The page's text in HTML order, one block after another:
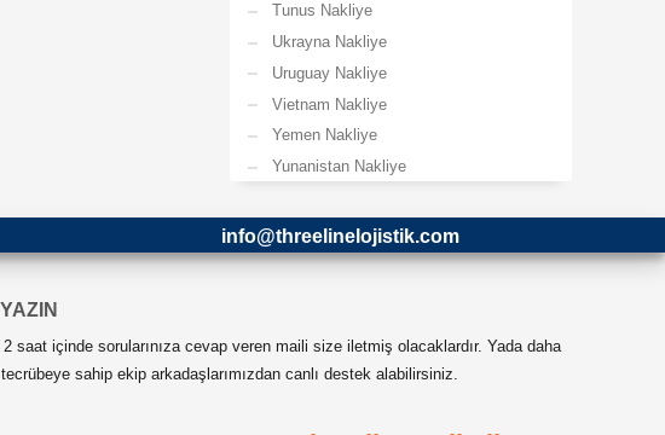
Tunus Nakliye
Ukrayna Nakliye
Uruguay Nakliye
Vietnam Nakliye
Yemen Nakliye
Yunanistan Nakliye
info@threelinelojistik.com
saat içinde sorularınıza cevap veren maili size iletmiş olacaklardır. Yada daha
sahip ekip arkadaşlarımızdan canlı destek alabilirsiniz.